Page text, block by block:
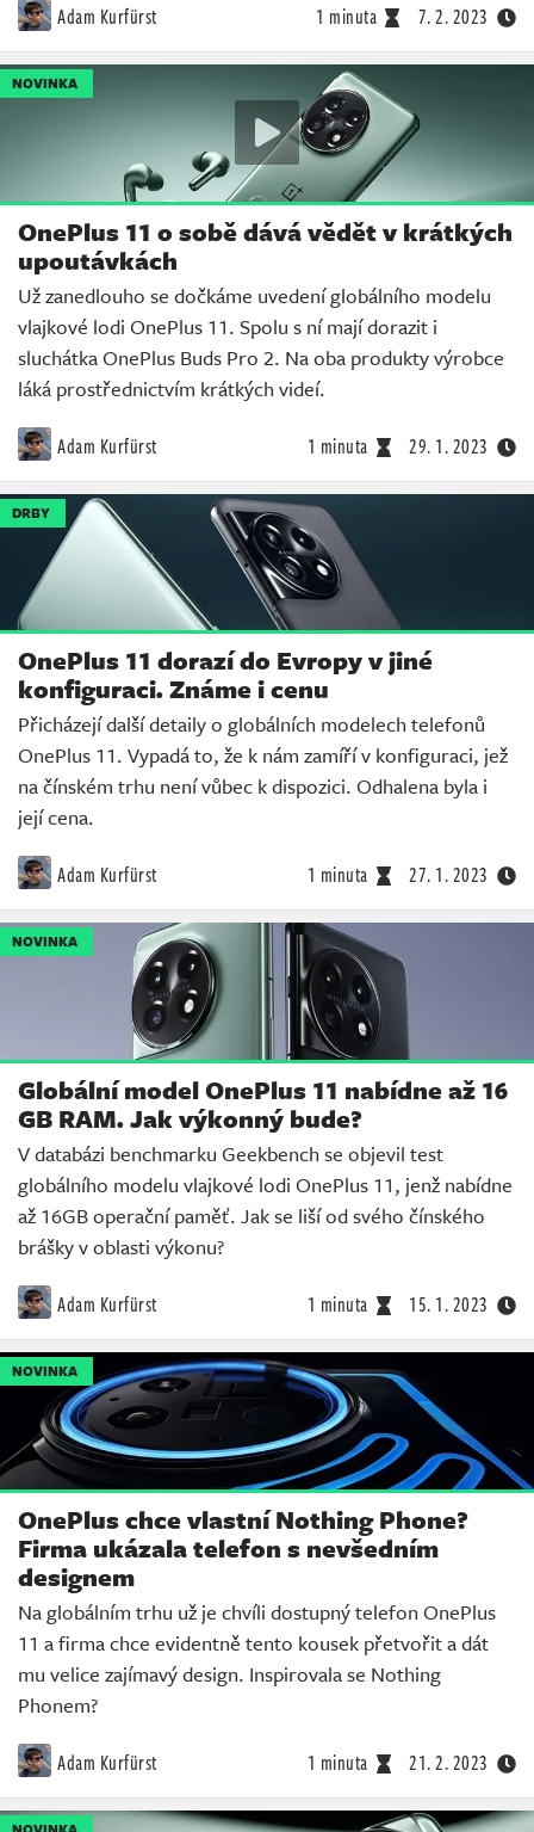
Adam Kurfürst 1 minuta 7. 2. 2023
NOVINKA
OnePlus 11 o sobě dává vědět v krátkých
upoutávkách
Už zanedlouho se dočkáme uvedení globálního modelu
vlajkové lodi OnePlus 11. Spolu s ní mají dorazit i
sluchátka OnePlus Buds Pro 2. Na oba produkty výrobce
láká prostřednictvím krátkých videí.
Adam Kurfürst 1 minuta 29. 1. 2023
DRBY
OnePlus 11 dorazí do Evropy v jiné
konfiguraci. Známe i cenu
Přicházejí další detaily o globálních modelech telefonů
OnePlus 11. Vypadá to, že k nám zamíří v konfiguraci, jež
na čínském trhu není vůbec k dispozici. Odhalena byla i
její cena.
Adam Kurfürst 1 minuta 27. 1. 2023
NOVINKA
Globální model OnePlus 11 nabídne až 16
GB RAM. Jak výkonný bude?
V databázi benchmarku Geekbench se objevil test
globálního modelu vlajkové lodi OnePlus 11, jenž nabídne
až 16GB operační paměť. Jak se liší od svého čínského
brášky v oblasti výkonu?
Adam Kurfürst 1 minuta 15. 1. 2023
NOVINKA
OnePlus chce vlastní Nothing Phone?
Firma ukázala telefon s nevšedním
designem
Na globálním trhu už je chvíli dostupný telefon OnePlus
11 a firma chce evidentně tento kousek přetvořit a dát
mu velice zajímavý design. Inspirovala se Nothing
Phonem?
Adam Kurfürst 1 minuta 21. 2. 2023